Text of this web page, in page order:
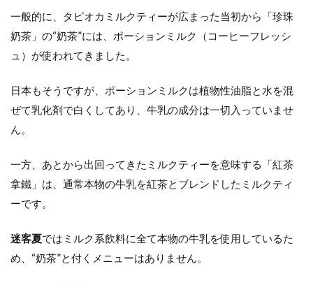
一般的に、タピオカミルクティーが広まった当初から「珍珠
奶茶」の“奶茶”には、ポーションミルク（コーヒーフレッシ
ュ）が使われてきました。
日本もそうですが、ポーションミルクは植物性油脂と水を混
ぜて乳化剤で白くしてあり、牛乳の成分は一切入っていませ
ん。
一方、あとから出回ってきたミルクティーを意味する「紅茶
拿鐵」は、通常本物の牛乳を紅茶とブレンドしたミルクティ
ーです。
迷客夏ではミルク系飲料に全て本物の牛乳を使用しているた
め、“奶茶”と付くメニューはありません。